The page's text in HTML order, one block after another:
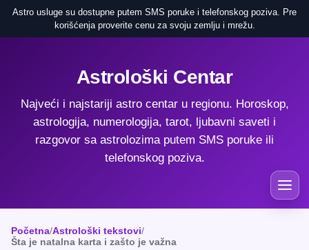
Astro usluge su dostupne putem SMS poruke i telefonskog poziva. Pre
korišćenja proverite cenu za svoju zemlju i mrežu.
Astrološki Centar
Najveći i najstariji astro centar u regionu. Horoskop,
astrologija, numerologija, tarot, ljubavni saveti i
razgovor sa astrolozima putem SMS poruke ili
telefonskog poziva.
Početna/Astrološki tekstovi/
Šta je natalna karta i zašto je važna